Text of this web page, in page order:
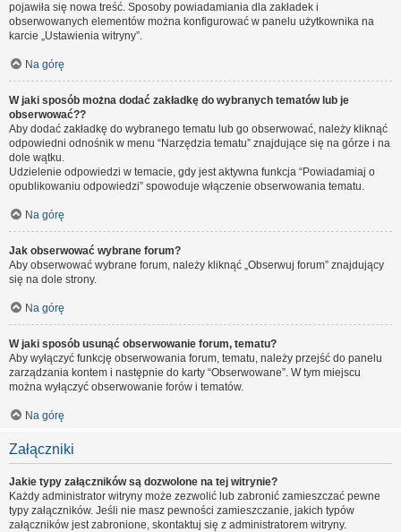
pojawiła się nowa treść. Sposoby powiadamiania dla zakładek i
obserwowanych elementów można konfigurować w panelu użytkownika na
karcie „Ustawienia witryny”.
Na górę
W jaki sposób można dodać zakładkę do wybranych tematów lub je
obserwować??
Aby dodać zakładkę do wybranego tematu lub go obserwować, należy kliknąć
odpowiedni odnośnik w menu “Narzędzia tematu” znajdujące się na górze i na
dole wątku.
Udzielenie odpowiedzi w temacie, gdy jest aktywna funkcja “Powiadamiaj o
opublikowaniu odpowiedzi” spowoduje włączenie obserwowania tematu.
Na górę
Jak obserwować wybrane forum?
Aby obserwować wybrane forum, należy kliknąć „Obserwuj forum” znajdujący
się na dole strony.
Na górę
W jaki sposób usunąć obserwowanie forum, tematu?
Aby wyłączyć funkcję obserwowania forum, tematu, należy przejść do panelu
zarządzania kontem i następnie do karty “Obserwowane”. W tym miejscu
można wyłączyć obserwowanie forów i tematów.
Na górę
Załączniki
Jakie typy załączników są dozwolone na tej witrynie?
Każdy administrator witryny może zezwolić lub zabronić zamieszczać pewne
typy załączników. Jeśli nie masz pewności zamieszczanie, jakich typów
załączników jest zabronione, skontaktuj się z administratorem witryny.